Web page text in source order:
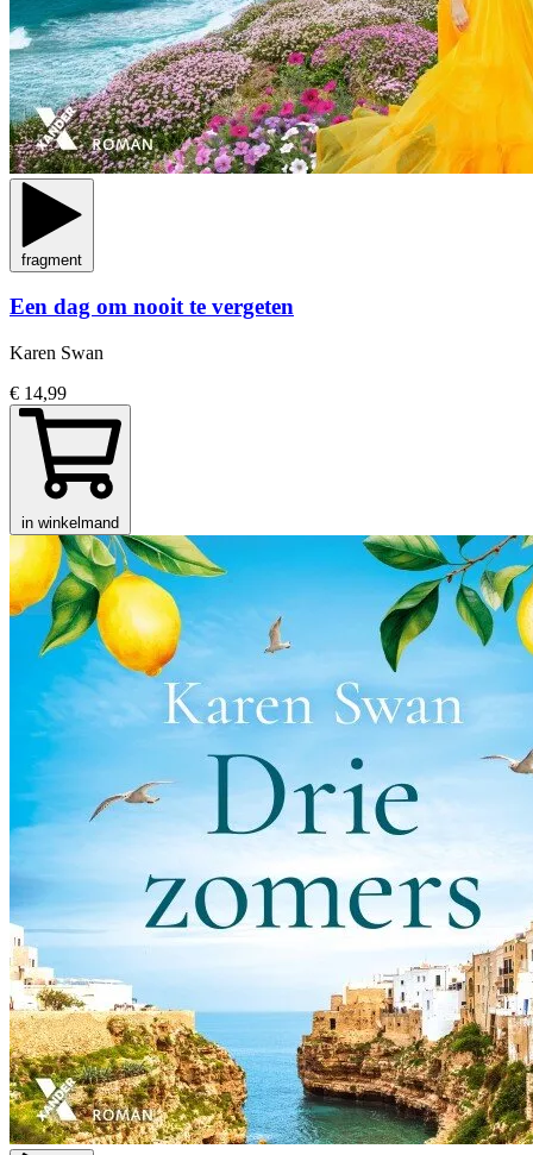
fragment
Een dag om nooit te vergeten
Karen Swan
€ 14,99
in winkelmand